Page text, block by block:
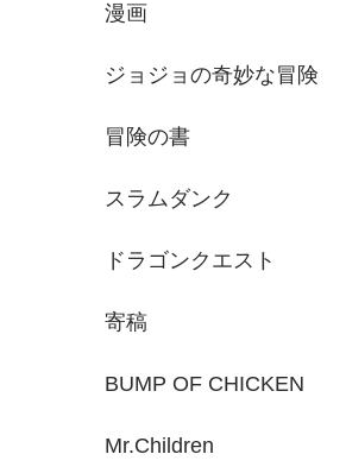
漫画
ジョジョの奇妙な冒険
冒険の書
スラムダンク
ドラゴンクエスト
寄稿
BUMP OF CHICKEN
Mr.Children